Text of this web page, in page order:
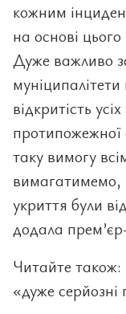
кожним
на основі
Дуже важливо
відкритість
протипожежної
таку вимогу
вимагатимемо,
укриття були
додала
Читайте
«дуже серйозні